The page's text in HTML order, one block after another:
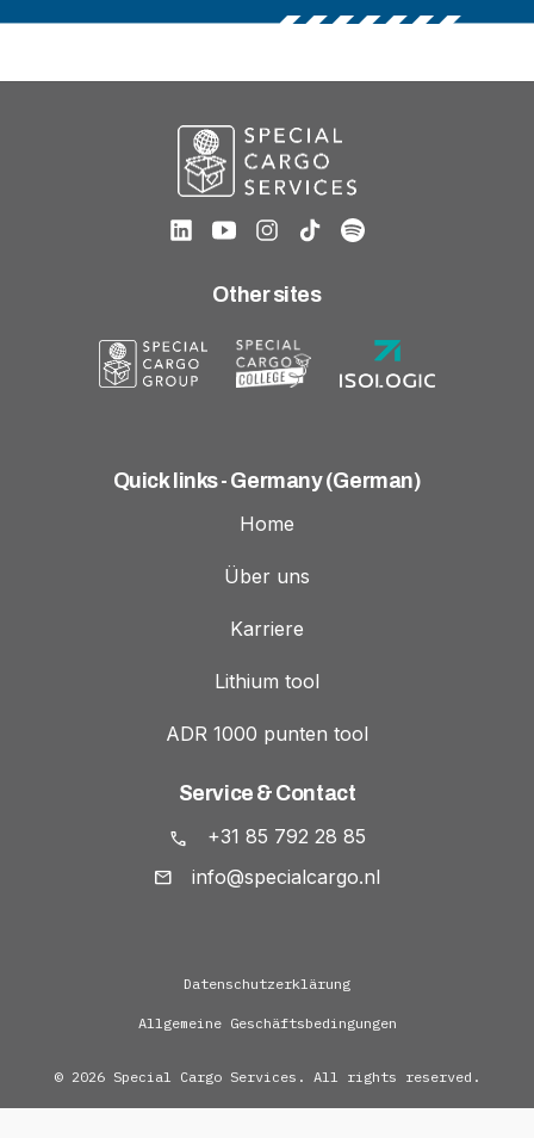
Other sites
Quick links - Germany (German)
Home
Über uns
Karriere
Lithium tool
ADR 1000 punten tool
Service & Contact
+31 85 792 28 85
info@specialcargo.nl
Datenschutzerklärung
Allgemeine Geschäftsbedingungen
© 2026 Special Cargo Services. All rights reserved.